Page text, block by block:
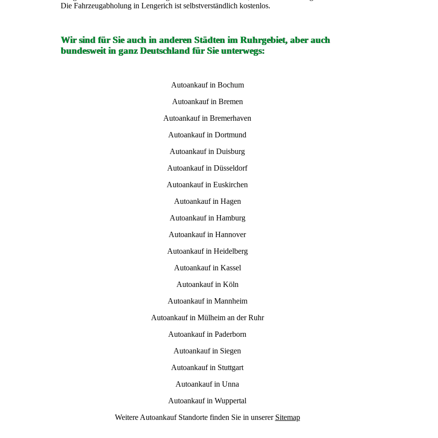
Die Fahrzeugabholung in Lengerich ist selbstverständlich kostenlos.
Wir sind für Sie auch in anderen Städten im Ruhrgebiet, aber auch
bundesweit in ganz Deutschland für Sie unterwegs:
Autoankauf in Bochum
Autoankauf in Bremen
Autoankauf in Bremerhaven
Autoankauf in Dortmund
Autoankauf in Duisburg
Autoankauf in Düsseldorf
Autoankauf in Euskirchen
Autoankauf in Hagen
Autoankauf in Hamburg
Autoankauf in Hannover
Autoankauf in Heidelberg
Autoankauf in Kassel
Autoankauf in Köln
Autoankauf in Mannheim
Autoankauf in Mülheim an der Ruhr
Autoankauf in Paderborn
Autoankauf in Siegen
Autoankauf in Stuttgart
Autoankauf in Unna
Autoankauf in Wuppertal
Weitere Autoankauf Standorte finden Sie in unserer Sitemap